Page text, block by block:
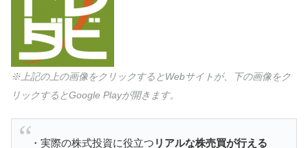
※上記の上の画像をクリックするとWebサイトが、下の画像をク
リックするとGoogle Playが開きます。
・実際の株式投資に役立つ リアルな株売買が行える